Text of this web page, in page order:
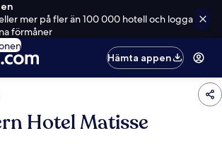
mer på fler än 100 000 hotell och logga
förmåner
Hämta appen
Hotel Matisse